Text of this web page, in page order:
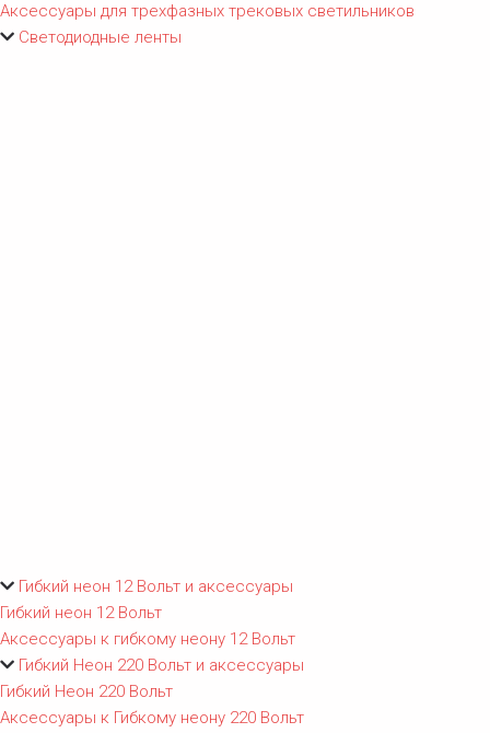
Аксессуары для трехфазных трековых светильников
Светодиодные ленты
Гибкий неон 12 Вольт и аксессуары
Гибкий неон 12 Вольт
Аксессуары к гибкому неону 12 Вольт
Гибкий Неон 220 Вольт и аксессуары
Гибкий Неон 220 Вольт
Аксессуары к Гибкому неону 220 Вольт